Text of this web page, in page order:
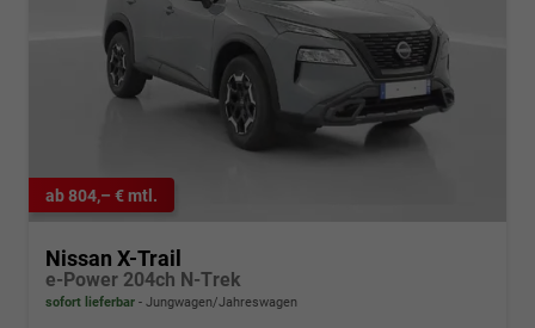
ab 804,– € mtl.
Nissan X-Trail
e-Power 204ch N-Trek
sofort lieferbar Jungwagen/Jahreswagen